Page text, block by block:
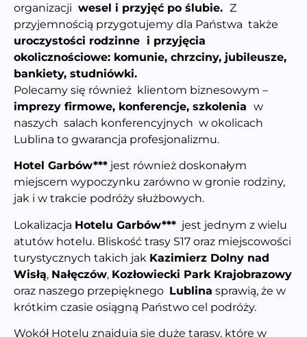
organizacji wesel i przyjęć po ślubie. Z
przyjemnością przygotujemy dla Państwa także
uroczystości rodzinne i przyjęcia
okolicznościowe: komunie, chrzciny, jubileusze,
bankiety, studniówki.
Polecamy się również klientom biznesowym –
imprezy firmowe, konferencje, szkolenia w
naszych salach konferencyjnych w okolicach
Lublina to gwarancja profesjonalizmu.
Hotel Garbów*** jest również doskonałym
miejscem wypoczynku zarówno w gronie rodziny,
jak i w trakcie podróży służbowych.
Lokalizacja Hotelu Garbów*** jest jednym z wielu
atutów hotelu. Bliskość trasy S17 oraz miejscowości
turystycznych takich jak Kazimierz Dolny nad
Wisłą, Nałęczów, Kozłowiecki Park Krajobrazowy
oraz naszego przepięknego Lublina sprawią, że w
krótkim czasie osiągną Państwo cel podróży.
Wokół Hotelu znajdują się duże tarasy, które w